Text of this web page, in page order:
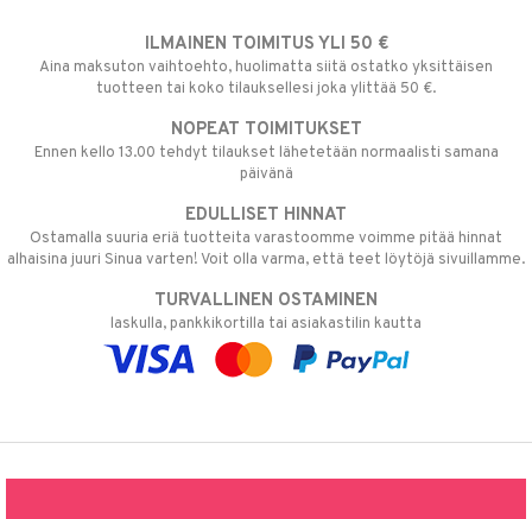
ILMAINEN TOIMITUS YLI 50 €
Aina maksuton vaihtoehto, huolimatta siitä ostatko yksittäisen
tuotteen tai koko tilauksellesi joka ylittää 50 €.
NOPEAT TOIMITUKSET
Ennen kello 13.00 tehdyt tilaukset lähetetään normaalisti samana
päivänä
EDULLISET HINNAT
Ostamalla suuria eriä tuotteita varastoomme voimme pitää hinnat
alhaisina juuri Sinua varten! Voit olla varma, että teet löytöjä sivuillamme.
TURVALLINEN OSTAMINEN
laskulla, pankkikortilla tai asiakastilin kautta